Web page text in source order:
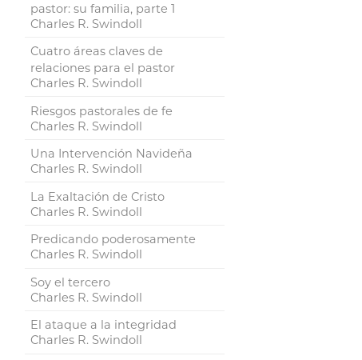
pastor: su familia, parte 1
Charles R. Swindoll
Cuatro áreas claves de
relaciones para el pastor
Charles R. Swindoll
Riesgos pastorales de fe
Charles R. Swindoll
Una Intervención Navideña
Charles R. Swindoll
La Exaltación de Cristo
Charles R. Swindoll
Predicando poderosamente
Charles R. Swindoll
Soy el tercero
Charles R. Swindoll
El ataque a la integridad
Charles R. Swindoll